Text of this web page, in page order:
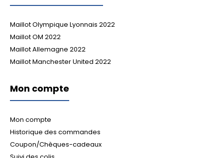
Maillot Olympique Lyonnais 2022
Maillot OM 2022
Maillot Allemagne 2022
Maillot Manchester United 2022
Mon compte
Mon compte
Historique des commandes
Coupon/Chèques-cadeaux